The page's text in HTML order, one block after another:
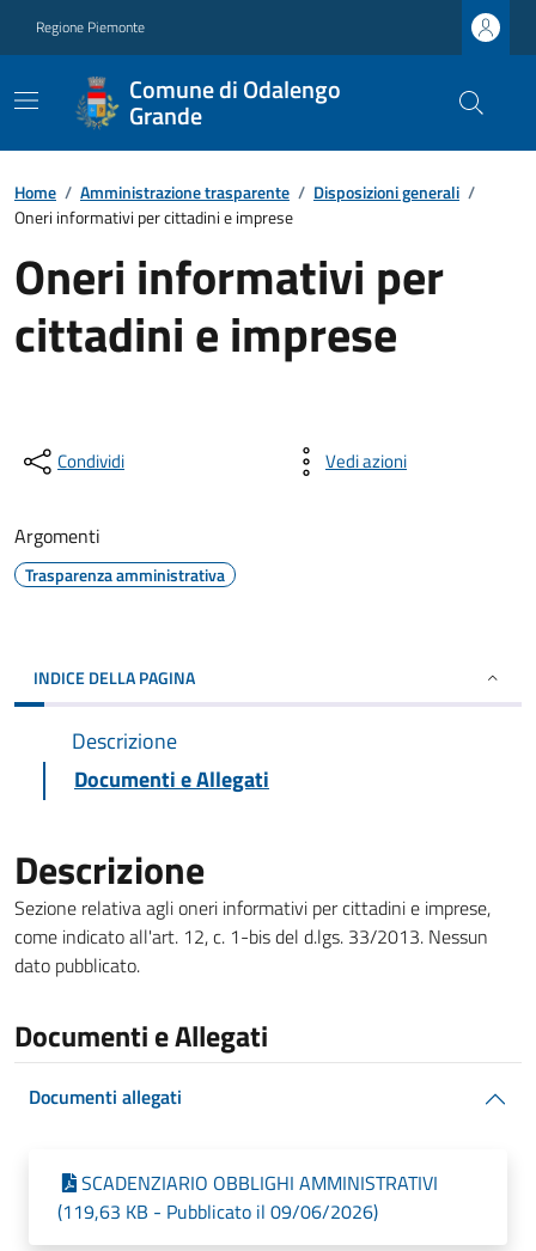
Regione Piemonte
Comune di Odalengo
Grande
Home / Amministrazione trasparente / Disposizioni generali /
Oneri informativi per cittadini e imprese
Oneri informativi per
cittadini e imprese
Condividi Vedi azioni
Argomenti
Trasparenza amministrativa
INDICE DELLA PAGINA
Descrizione
Documenti e Allegati
Descrizione
Sezione relativa agli oneri informativi per cittadini e imprese,
come indicato all'art. 12, c. 1-bis del d.lgs. 33/2013. Nessun
dato pubblicato.
Documenti e Allegati
Documenti allegati
SCADENZIARIO OBBLIGHI AMMINISTRATIVI
(119,63 KB - Pubblicato il 09/06/2026)